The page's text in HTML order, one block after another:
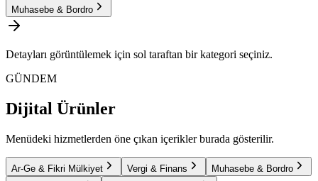
Muhasebe & Bordro
Detayları görüntülemek için sol taraftan bir kategori seçiniz.
GÜNDEM
Dijital Ürünler
Menüdeki hizmetlerden öne çıkan içerikler burada gösterilir.
Ar-Ge & Fikri Mülkiyet Vergi & Finans
Muhasebe & Bordro